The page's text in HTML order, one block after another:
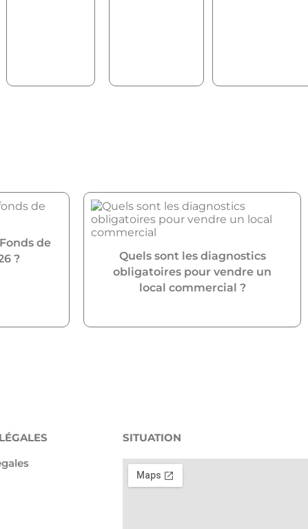
de
?
Quels sont les diagnostics
obligatoires pour vendre un
local commercial ?
SITUATION